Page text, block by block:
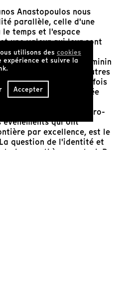
Anastopoulos nous
parallèle, celle d'une
temps et l'espace
une valeur qui leur sont
deux seuils d'entrée
mondes, l'un tout féminin
mêmes peuplés d'autres
et comiques, parfois
humaine dessinée
cours d'une année
entraîne dans des micro-
qui ont
par excellence, est le
question de l'identité et
alors un thème central. De
utilisons des cookies
et suivre la
Accepter